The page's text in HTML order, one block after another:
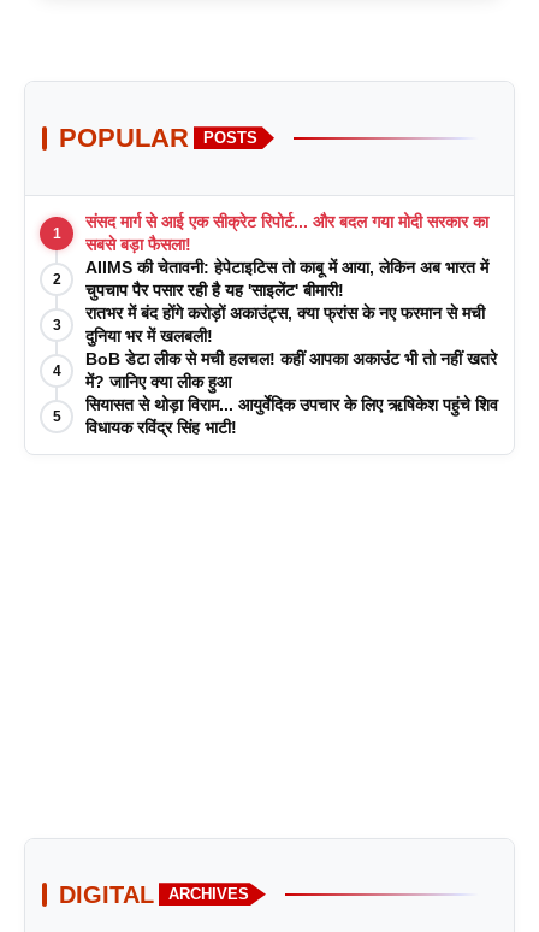
POPULAR POSTS
1
संसद मार्ग से आई एक सीक्रेट रिपोर्ट... और बदल गया मोदी सरकार का
सबसे बड़ा फैसला!
2
AIIMS की चेतावनी: हेपेटाइटिस तो काबू में आया, लेकिन अब भारत में
चुपचाप पैर पसार रही है यह 'साइलेंट' बीमारी!
3
रातभर में बंद होंगे करोड़ों अकाउंट्स, क्या फ्रांस के नए फरमान से मची
दुनिया भर में खलबली!
4
BoB डेटा लीक से मची हलचल! कहीं आपका अकाउंट भी तो नहीं खतरे
में? जानिए क्या लीक हुआ
5
सियासत से थोड़ा विराम... आयुर्वेदिक उपचार के लिए ऋषिकेश पहुंचे शिव
विधायक रविंद्र सिंह भाटी!
DIGITAL ARCHIVES